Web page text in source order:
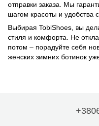
отправки заказа. Мы
шагом красоты и удобства
Выбирая TobiShoes, вы
стиля и комфорта. Не
потом – порадуйте себя
женских зимних ботинок